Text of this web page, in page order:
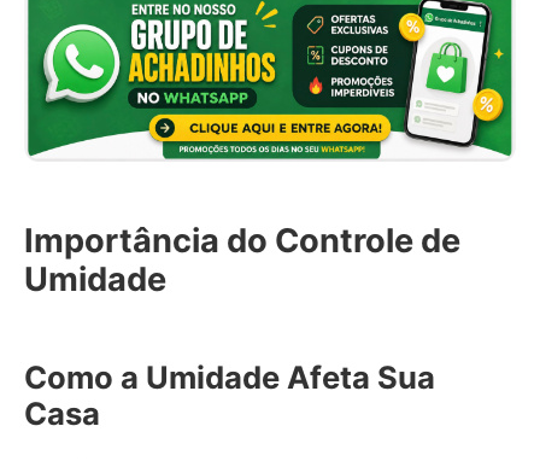
Importância do Controle de
Umidade
Como a Umidade Afeta Sua
Casa